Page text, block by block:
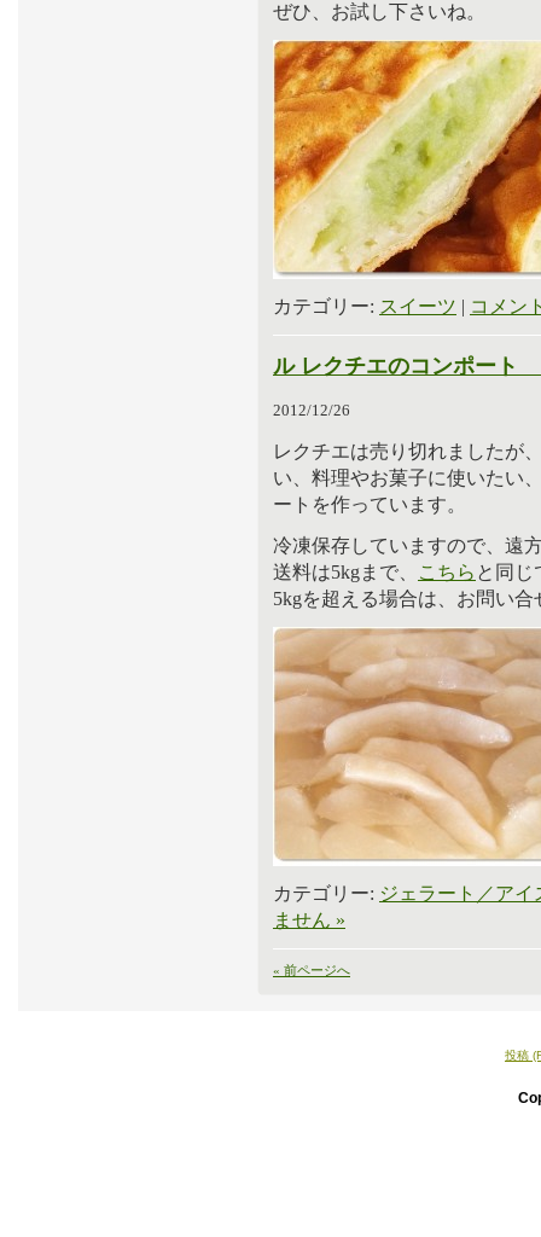
ぜひ、お試し下さいね。
カテゴリー: スイーツ | コメン
ル レクチエのコンポート
2012/12/26
レクチエは売り切れましたが
い、料理やお菓子に使いたい
ートを作っています。
冷凍保存していますので、遠
送料は5kgまで、
こちら と同じ
5kgを超える場合は、お問い合
カテゴリー: ジェラート／アイ
ません »
« 前ページへ
投稿